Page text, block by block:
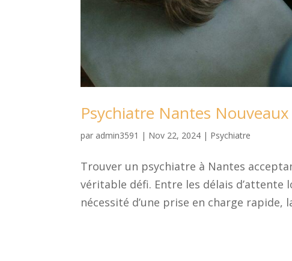
Psychiatre Nantes
par admin3591 | Nov 22, 2024 | Psychiatre
Trouver un psychiatre à Nantes
véritable défi. Entre les délais
nécessité d’une prise en charge rapide,